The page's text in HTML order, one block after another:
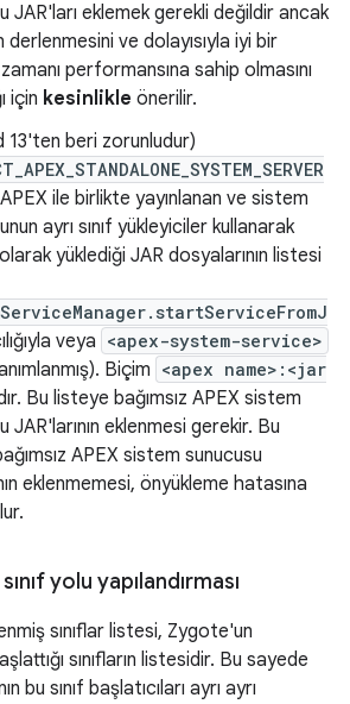
JAR'ları eklemek gerekli değildir ancak
derlenmesini ve dolayısıyla iyi bir
performansına sahip olmasını
için kesinlikle önerilir.
13'ten beri zorunludur)
ile birlikte yayınlanan ve sistem
ayrı sınıf yükleyiciler kullanarak
yüklediği JAR dosyalarının listesi
veya <apex-system-service>
Biçim <apex name>:<jar
Bu listeye bağımsız APEX sistem
JAR'larının eklenmesi gerekir. Bu
APEX sistem sunucusu
eklenmemesi, önyükleme hatasına
yolu yapılandırması
sınıflar listesi, Zygote'un
sınıfların listesidir. Bu sayede
bu sınıf başlatıcıları ayrı ayrı